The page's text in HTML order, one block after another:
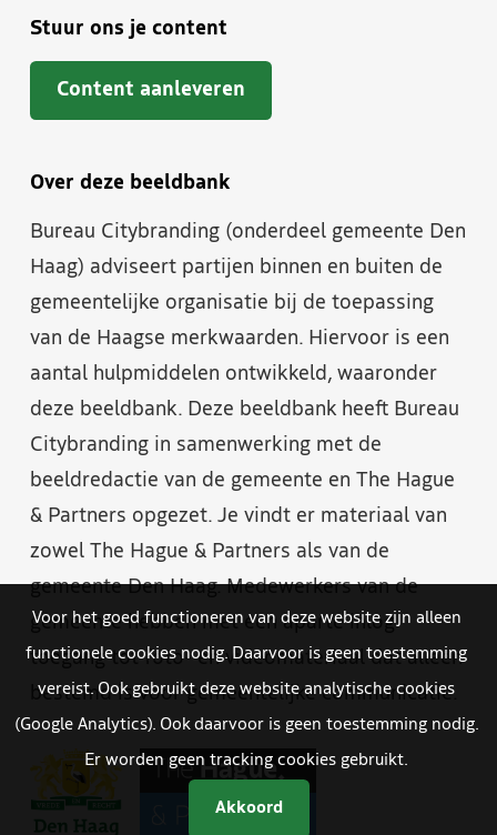
Stuur ons je content
Content aanleveren
Over deze beeldbank
Bureau Citybranding (onderdeel gemeente Den
Haag) adviseert partijen binnen en buiten de
gemeentelijke organisatie bij de toepassing
van de Haagse merkwaarden. Hiervoor is een
aantal hulpmiddelen ontwikkeld, waaronder
deze beeldbank. Deze beeldbank heeft Bureau
Citybranding in samenwerking met de
beeldredactie van de gemeente en The Hague
& Partners opgezet. Je vindt er materiaal van
zowel The Hague & Partners als van de
gemeente Den Haag. Medewerkers van de
gemeente hebben met een aparte inlog
toegang tot foto- en videomateriaal dat alleen
bestemd is voor gemeentelijke communicatie.
Voor het goed functioneren van deze website zijn alleen
functionele cookies nodig. Daarvoor is geen toestemming
vereist. Ook gebruikt deze website analytische cookies
(Google Analytics). Ook daarvoor is geen toestemming nodig.
Er worden geen tracking cookies gebruikt.
Akkoord